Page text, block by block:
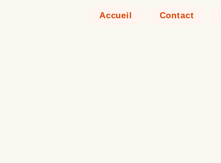
Accueil Contact